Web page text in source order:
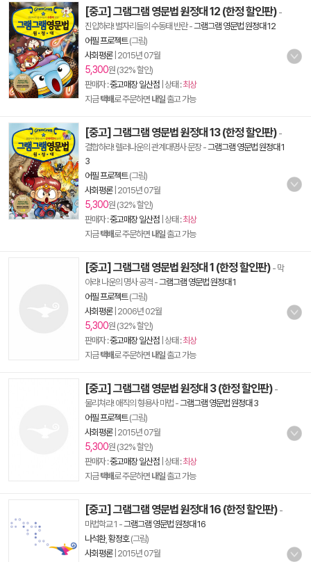
[중고] 그램그램 영문법 원정대 12 (한정 할인판) -
진압하라! 별자리들의 수동태 반란-그램그램 영문법 원정대 12
어필 프로젝트(그림)
사회평론| 2015년 07월
5,300원 (32% 할인)
판매자 :중고매장 일산점 | 상태 :최상
지금택배로 주문하면 내일출고 가능
[중고] 그램그램 영문법 원정대 13 (한정 할인판) -
결합하라! 렐러나운의 관계대명사 문장-그램그램 영문법 원정대 1
3
어필 프로젝트(그림)
사회평론| 2015년 07월
5,300원 (32% 할인)
판매자 :중고매장 일산점 | 상태 :최상
지금택배로 주문하면 내일출고 가능
[중고] 그램그램 영문법 원정대 1 (한정 할인판) - 막
아라! 나운의 명사 공격 -그램그램 영문법 원정대 1
어필 프로젝트(그림)
사회평론| 2006년 02월
5,300원 (32% 할인)
판매자 :중고매장 일산점 | 상태 :최상
지금택배로 주문하면 내일출고 가능
[중고] 그램그램 영문법 원정대 3 (한정 할인판) -
물리쳐라! 애직의 형용사 마법 -그램그램 영문법 원정대 3
어필 프로젝트(그림)
사회평론| 2015년 07월
5,300원 (32% 할인)
판매자 :중고매장 일산점 | 상태 :최상
지금택배로 주문하면 내일출고 가능
[중고] 그램그램 영문법 원정대 16 (한정 할인판) -
마법학교 1 -그램그램 영문법 원정대 16
나석환, 황정호(그림)
사회평론| 2015년 07월